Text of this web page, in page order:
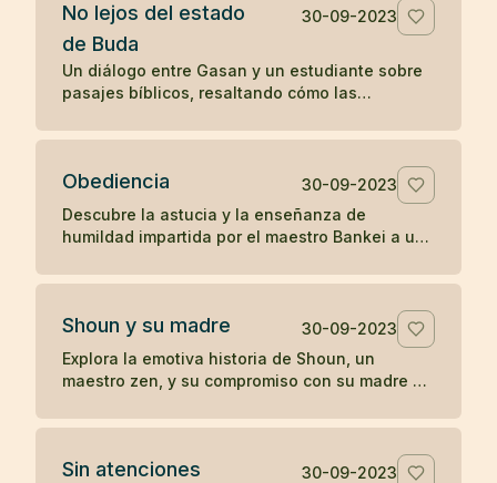
No lejos del estado
de Buda
30-09-2023
Un diálogo entre Gasan y un estudiante sobre
pasajes bíblicos, resaltando cómo las
resonaron con la perspectiva budista de Gasan
presente.
Obediencia
30-09-2023
Descubre la astucia y la enseñanza de
humildad impartida por el maestro Bankei a un
destaca la simplicidad y directa sabiduría del
Shoun y su madre
30-09-2023
Explora la emotiva historia de Shoun, un
maestro zen, y su compromiso con su madre a
en reflexiones profundas sobre la existencia y
Sin atenciones
30-09-2023